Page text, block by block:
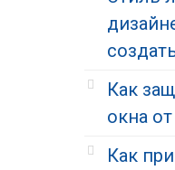
Как
окна
Как